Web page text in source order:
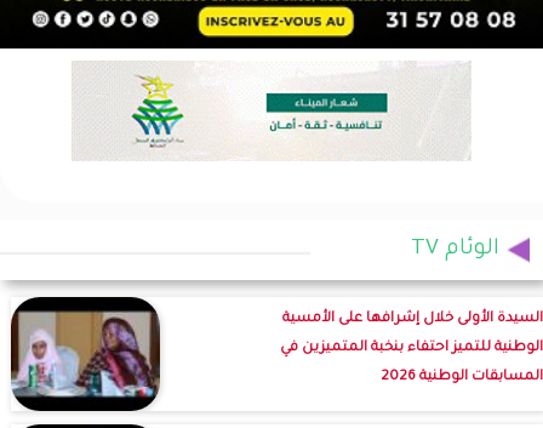
الوئام TV
السيدة الأولى خلال إشرافها على الأمسية
الوطنية للتميز احتفاء بنخبة المتميزين في
المسابقات الوطنية 2026